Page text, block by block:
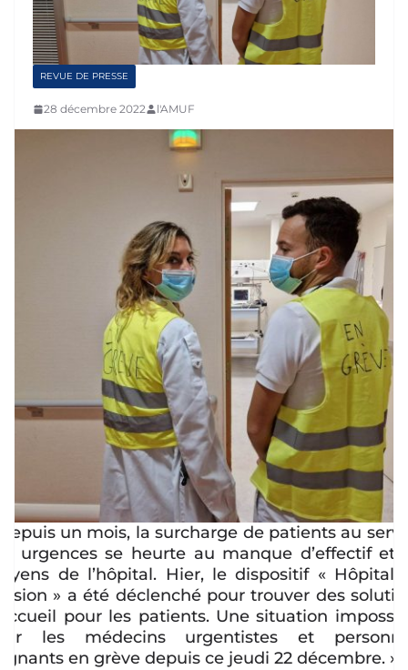
REVUE DE PRESSE
28 décembre 2022 l'AMUF
un mois, la surcharge de patients au
urgences se heurte au manque d’effectif et
de l’hôpital. Hier, le dispositif « Hôpital
» a été déclenché pour trouver des
pour les patients. Une situation
les médecins urgentistes et
en grève depuis ce jeudi 22 décembre. »